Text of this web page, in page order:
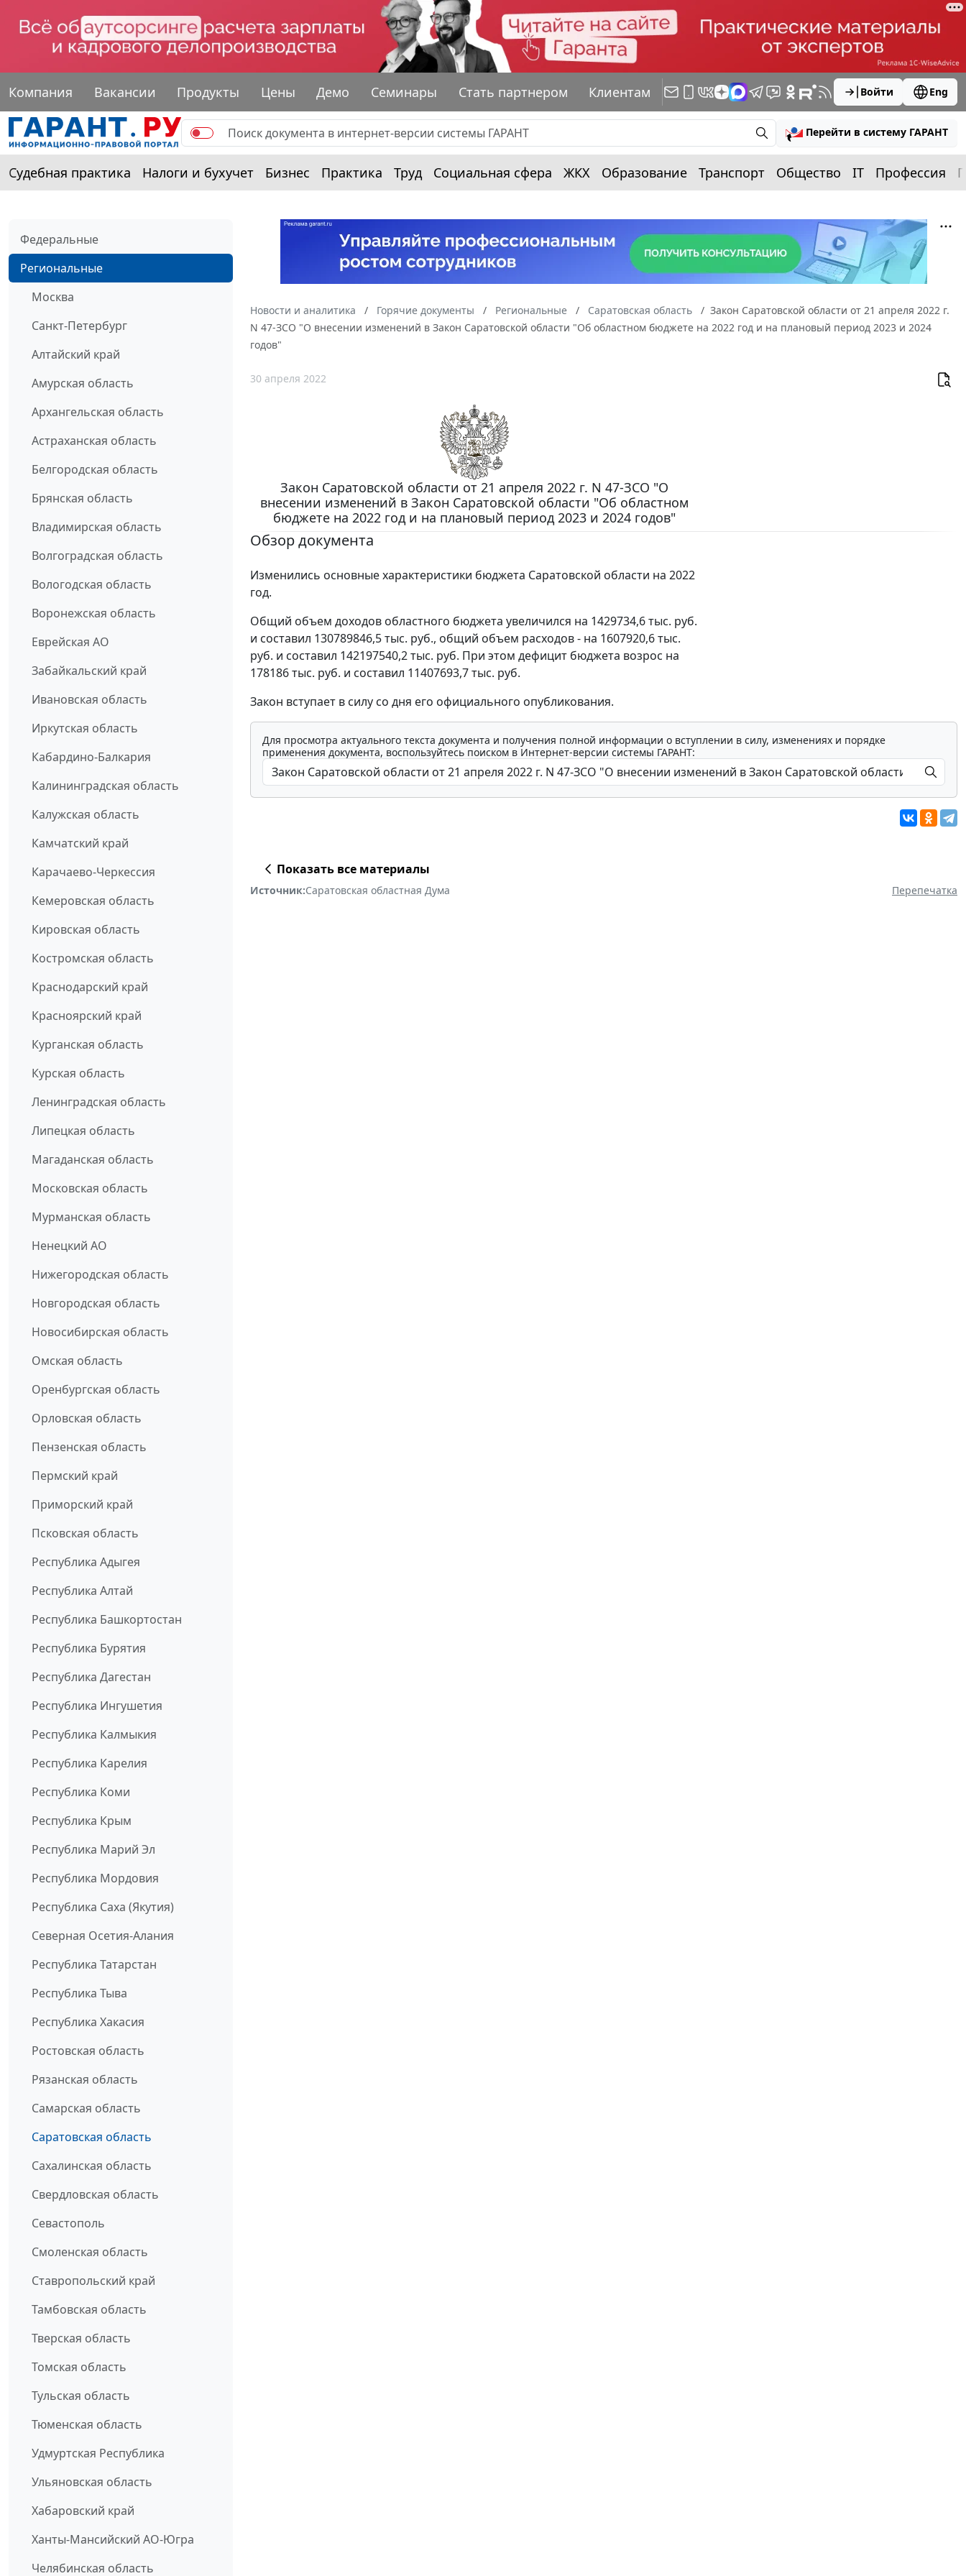
Компания Вакансии Продукты Цены Демо Семинары Стать партнером Клиентам Войти Eng
Перейти в систему ГАРАНТ
Судебная практика Налоги и бухучет Бизнес Практика Труд Социальная сфера ЖКХ Образование Транспорт Общество IT Профессия
Федеральные
Региональные
Москва
Санкт-Петербург
Алтайский край
Амурская область
Архангельская область
Астраханская область
Белгородская область
Брянская область
Владимирская область
Волгоградская область
Вологодская область
Воронежская область
Еврейская АО
Забайкальский край
Ивановская область
Иркутская область
Кабардино-Балкария
Калининградская область
Калужская область
Камчатский край
Карачаево-Черкессия
Кемеровская область
Кировская область
Костромская область
Краснодарский край
Красноярский край
Курганская область
Курская область
Ленинградская область
Липецкая область
Магаданская область
Московская область
Мурманская область
Ненецкий АО
Нижегородская область
Новгородская область
Новосибирская область
Омская область
Оренбургская область
Орловская область
Пензенская область
Пермский край
Приморский край
Псковская область
Республика Адыгея
Республика Алтай
Республика Башкортостан
Республика Бурятия
Республика Дагестан
Республика Ингушетия
Республика Калмыкия
Республика Карелия
Республика Коми
Республика Крым
Республика Марий Эл
Республика Мордовия
Республика Саха (Якутия)
Северная Осетия-Алания
Республика Татарстан
Республика Тыва
Республика Хакасия
Ростовская область
Рязанская область
Самарская область
Саратовская область
Сахалинская область
Свердловская область
Севастополь
Смоленская область
Ставропольский край
Тамбовская область
Тверская область
Томская область
Тульская область
Тюменская область
Удмуртская Республика
Ульяновская область
Хабаровский край
Ханты-Мансийский АО-Югра
Челябинская область
Новости и аналитика Горячие документы Региональные Саратовская область
Закон Саратовской области от 21 апреля 2022 г.
N 47-ЗСО "О внесении изменений в Закон Саратовской области "Об областном бюджете на 2022 год и на плановый период 2023 и 2024
годов"
30 апреля 2022
Закон Саратовской области от 21 апреля 2022 г. N 47-ЗСО "О
внесении изменений в Закон Саратовской области "Об областном
бюджете на 2022 год и на плановый период 2023 и 2024 годов"
Обзор документа
Изменились основные характеристики бюджета Саратовской области на 2022
год.
Общий объем доходов областного бюджета увеличился на 1429734,6 тыс. руб.
и составил 130789846,5 тыс. руб., общий объем расходов - на 1607920,6 тыс.
руб. и составил 142197540,2 тыс. руб. При этом дефицит бюджета возрос на
178186 тыс. руб. и составил 11407693,7 тыс. руб.
Закон вступает в силу со дня его официального опубликования.
Для просмотра актуального текста документа и получения полной информации о вступлении в силу, изменениях и порядке
применения документа, воспользуйтесь поиском в Интернет-версии системы ГАРАНТ:
Показать все материалы
Источник:Саратовская областная Дума Перепечатка